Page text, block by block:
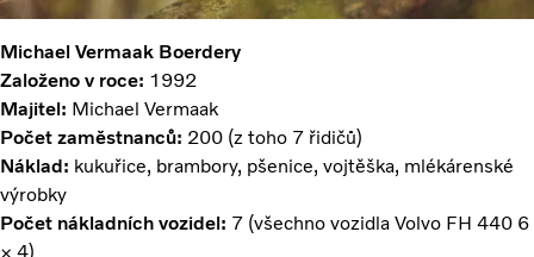
Michael Vermaak Boerdery
Založeno v roce: 1992
Majitel: Michael Vermaak
Počet zaměstnanců: 200 (z toho 7 řidičů)
Náklad: kukuřice, brambory, pšenice, vojtěška, mlékárenské
výrobky
Počet nákladních vozidel: 7 (všechno vozidla Volvo FH 440 6
× 4)